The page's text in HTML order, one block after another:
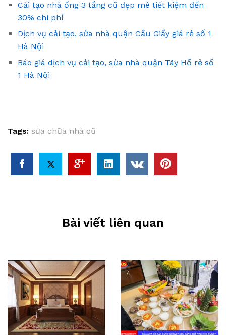
Cải tạo nhà ống 3 tầng cũ đẹp mê tiết kiệm đến
30% chi phí
Dịch vụ cải tạo, sửa nhà quận Cầu Giấy giá rẻ số 1
Hà Nội
Báo giá dịch vụ cải tạo, sửa nhà quận Tây Hồ rẻ số
1 Hà Nội
Tags: sửa chữa nhà cũ
Bài viết liên quan